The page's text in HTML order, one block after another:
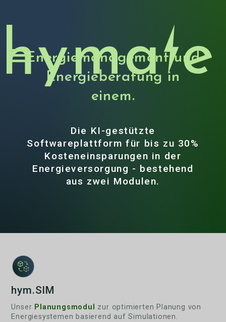
menuEnergiemanagement und
Energieberatung in
einem.
Die KI-gestützte
Softwareplattform für bis zu 30%
Kosteneinsparungen in der
Energieversorgung - bestehend
aus zwei Modulen.
hym.SIM
Unser Planungsmodul
zur optimierten Planung von
Energiesystemen basierend auf Simulationen.